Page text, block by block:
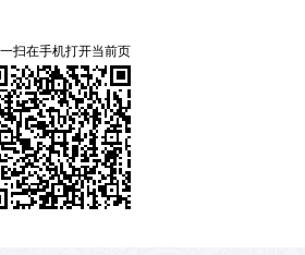
扫在手机打开当前页